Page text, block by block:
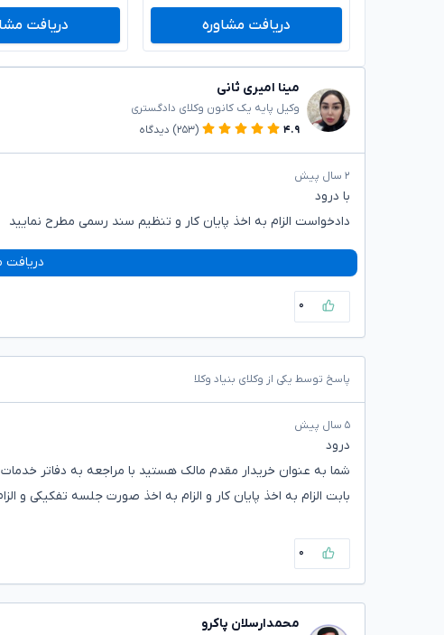
دریافت مشاوره دریافت
مینا امیری ثانی
وکیل پایه یک کانون وکلای دادگستری
۴.۹
(۲۵۳) دیدگاه
۲ سال پیش
با درود
دادخواست الزام به اخذ پایان کار و تنظیم سند رسمی مطرح نمایید
دریافت
۰
پاسخ توسط یکی از وکلای بنیاد وکلا
۵ سال پیش
درود
شما به عنوان خریدار مقدم مالک هستید با مراجعه به دفاتر
بابت الزام به اخذ پایان کار و الزام به اخذ صورت جلسه تفکیکی
۰
محمدارسلان پاکرو